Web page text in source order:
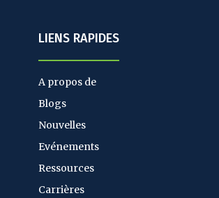
LIENS RAPIDES
A propos de
Blogs
Nouvelles
Evénements
Ressources
Carrières